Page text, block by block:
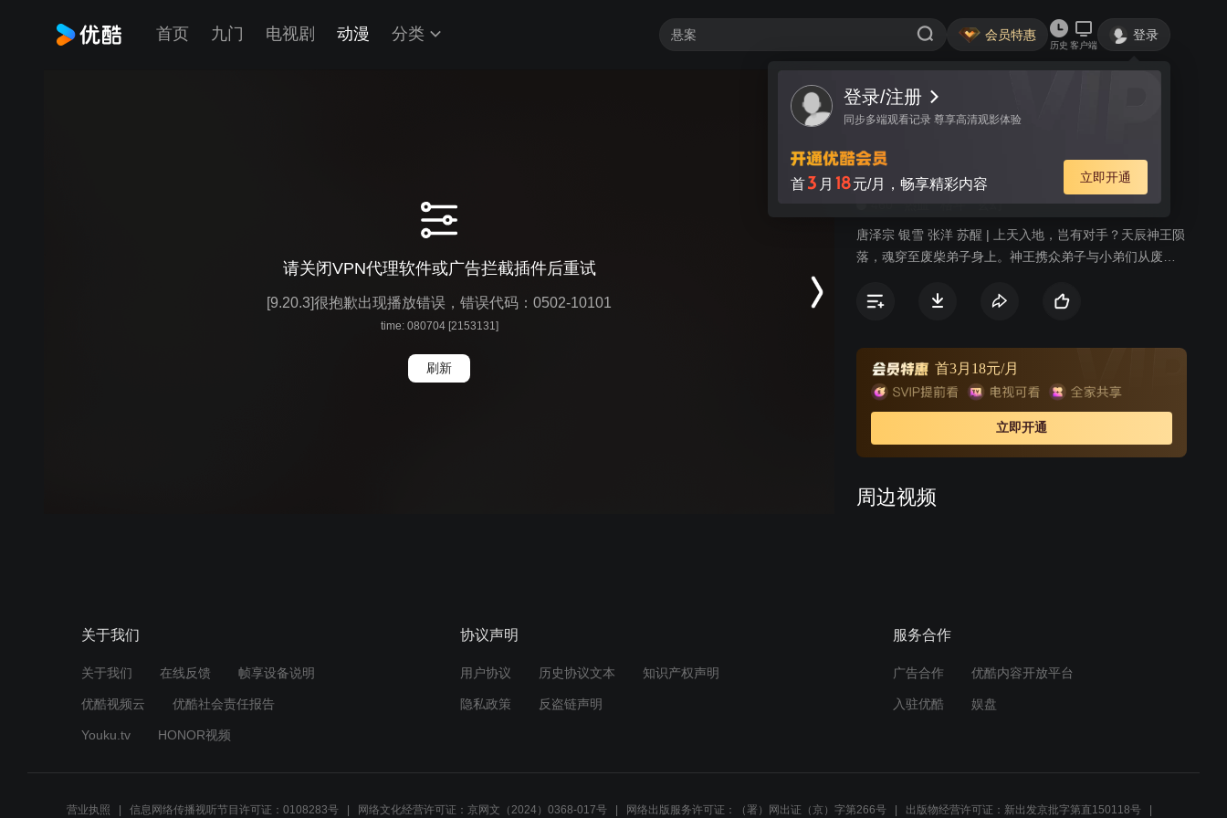
首页 九门 电视剧 动漫 分类 会员特惠
历史 客户端
登录
登录/注册
同步多端观看记录 尊享高清观影体验
首3 月 18元/月，畅享精彩内容 立即开通
请关闭VPN代理软件或广告拦截插件后重试
[9.20.3]很抱歉出现播放错误，错误代码：0502-10101
time: 080704 [2153131]
刷新
视频 讨论
九霄帝神 第3季
玄幻
唐泽宗 银雪 张洋 苏醒 | 上天入地，岂有对手？天辰神王陨
落，魂穿至废柴弟子身上。神王携众弟子与小弟们从废墟
霸气的最强音：待我回归九霄，必以神血开苍天！
首3月18元/月
立即开通
周边视频
01:21
关于我们
关于我们 在线反馈 帧享设备说明
优酷视频云 优酷社会责任报告
Youku.tv HONOR视频
协议声明
用户协议 历史协议文本 知识产权声明
隐私政策 反盗链声明
服务合作
广告合作 优酷内容开放平台
入驻优酷 娱盘
营业执照 信息网络传播视听节目许可证：0108283号 网络文化经营许可证：京网文（2024）0368-017号 网络出版服务许可证：（署）网出证（京）字第266号 出版物经营许可证：新出发京批字第直150118号